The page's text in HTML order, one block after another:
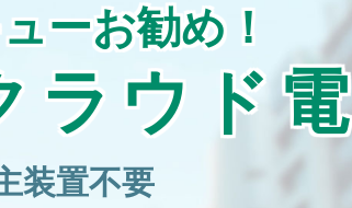
ーお勧め！
ラウド
装置不要